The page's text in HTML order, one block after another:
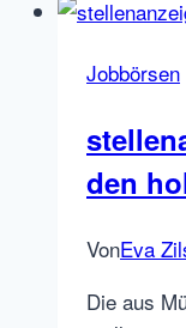
Jobbörsen
den
VonEva
Die aus